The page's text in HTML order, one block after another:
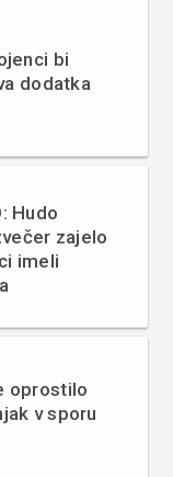
bi
dodatka
Hudo
zajelo
imeli
oprostilo
v sporu